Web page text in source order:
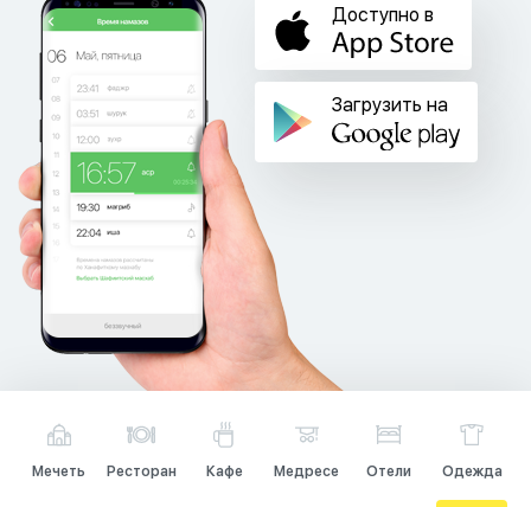
Доступно в
Загрузить на
Мечеть Ресторан Кафе Медресе Отели Одежда